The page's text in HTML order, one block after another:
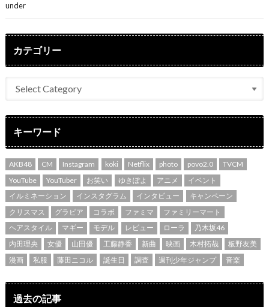
under
カテゴリー
キーワード
AKB48 CM Instagram koki Netflix photo povo2.0
TVCM
YouTube
YouTuber お笑い ゆきぽよ アニメ
イベント
イルミネーション
インスタグラム インタビュー
キャンペーン
クリスマス
グラビア コラボ ファミマ
ファミリーマート
ヘアスタイル
マギー モデル レビュー ローラ
乃木坂46
内田理央
女優 山田優 工藤静香 新曲 映画 木村拓哉
板野友美
漫画
私服 藤田ニコル 誕生日 調査 週刊少年ジャンプ 音楽
過去の記事